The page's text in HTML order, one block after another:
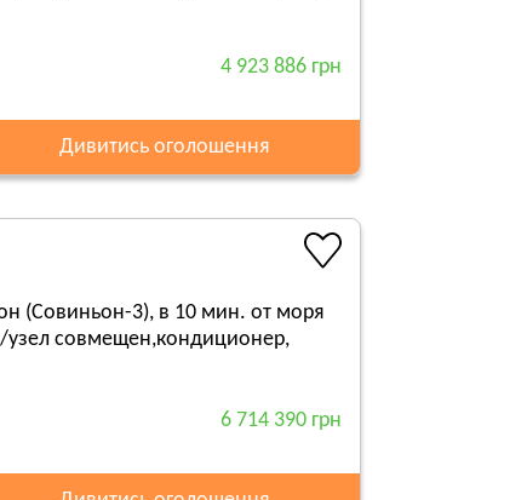
4 923 886 грн
Дивитись оголошення
(Совиньон-3), в 10 мин. от моря
узел совмещен,кондиционер,
6 714 390 грн